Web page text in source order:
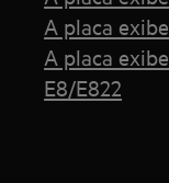
A placa
A placa
E8/E822